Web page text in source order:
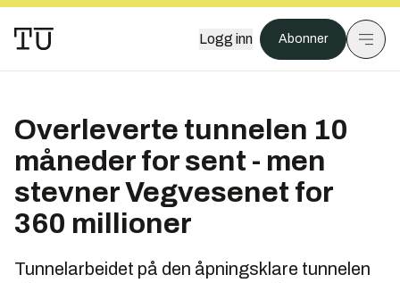
Logg inn Abonner
Overleverte tunnelen 10
måneder for sent - men
stevner Vegvesenet for
360 millioner
Tunnelarbeidet på den åpningsklare tunnelen